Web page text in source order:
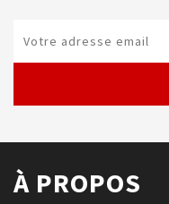
À PROPOS